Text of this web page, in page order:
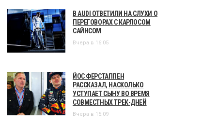
В AUDI ОТВЕТИЛИ НА СЛУХИ О
ПЕРЕГОВОРАХ С КАРЛОСОМ
САЙНСОМ
Вчера в 16:05
ЙОС ФЕРСТАППЕН
РАССКАЗАЛ, НАСКОЛЬКО
УСТУПАЕТ СЫНУ ВО ВРЕМЯ
СОВМЕСТНЫХ ТРЕК-ДНЕЙ
Вчера в 15:09